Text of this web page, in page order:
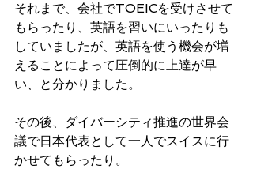
それまで、会社でTOEICを受けさせて
もらったり、英語を習いにいったりも
していましたが、英語を使う機会が増
えることによって圧倒的に上達が早
い、と分かりました。
その後、ダイバーシティ推進の世界会
議で日本代表として一人でスイスに行
かせてもらったり。